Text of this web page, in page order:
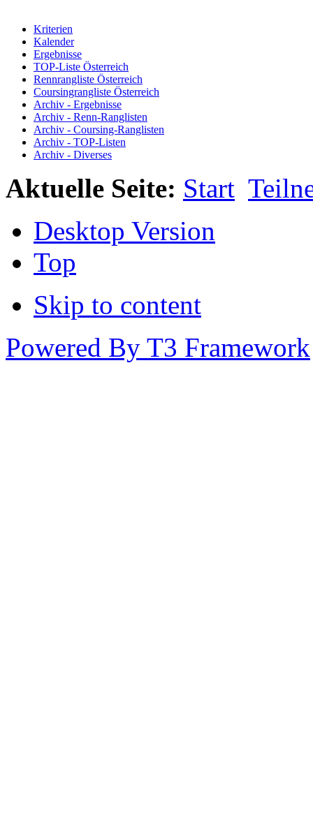
Kriterien
Kalender
Ergebnisse
TOP-Liste Österreich
Rennrangliste Österreich
Coursingrangliste Österreich
Archiv - Ergebnisse
Archiv - Renn-Ranglisten
Archiv - Coursing-Ranglisten
Archiv - TOP-Listen
Archiv - Diverses
Aktuelle Seite: Start
Desktop Version
Top
Skip to content
Powered By T3 Framework